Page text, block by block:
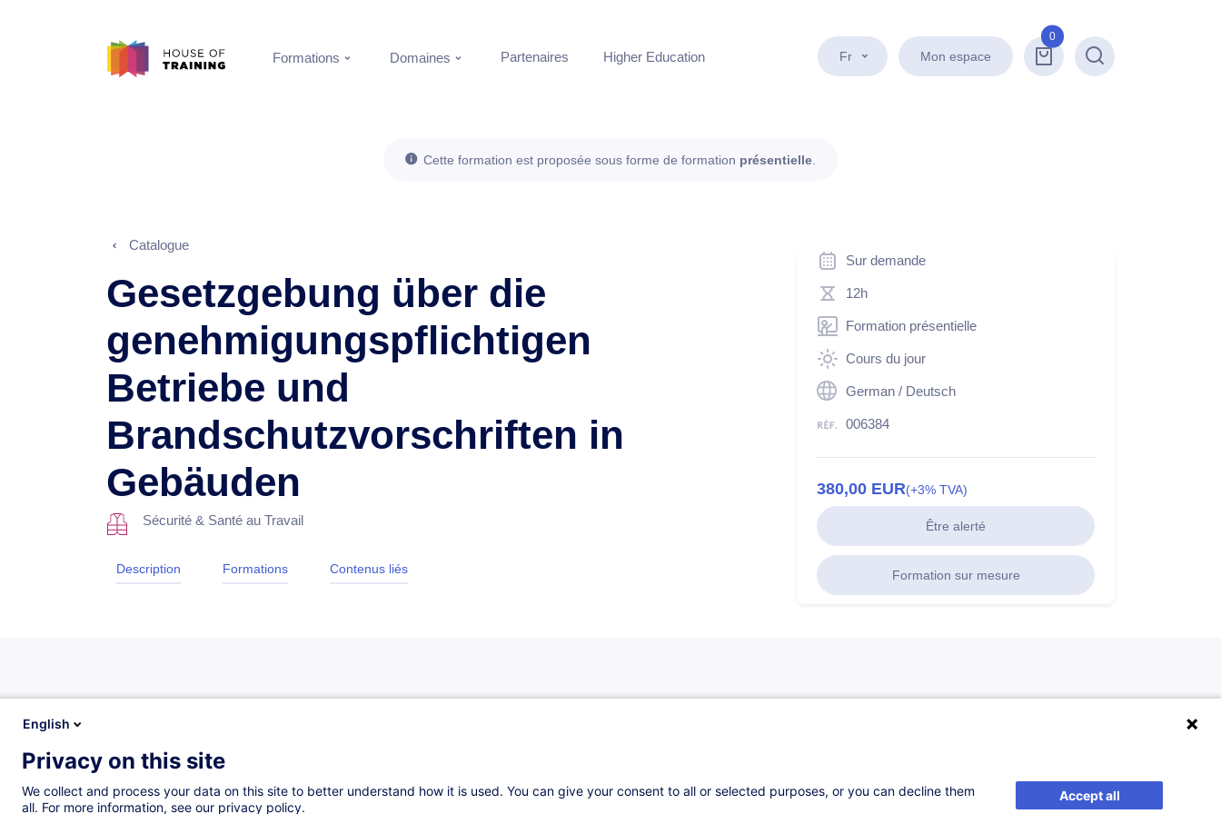
Fr Mon espace
0
Recherche
Formations Domaines Partenaires Higher Education
Cette formation est proposée sous forme de formation présentielle
Catalogue
Gesetzgebung über die
genehmigungspflichtigen
Betriebe und
Brandschutzvorschriften in
Gebäuden
Sécurité & Santé au Travail
Description Formations Contenus liés
Sur demande
12h
Formation présentielle
Cours du jour
German / Deutsch
006384
380,00 EUR(+3% TVA)
Être alerté
Formation sur mesure
English
Privacy on this site
We collect and process your data on this site to better understand how it is used. You can give your consent to all or selected purposes, or you can decline them
all. For more information, see our privacy policy.
Accept all